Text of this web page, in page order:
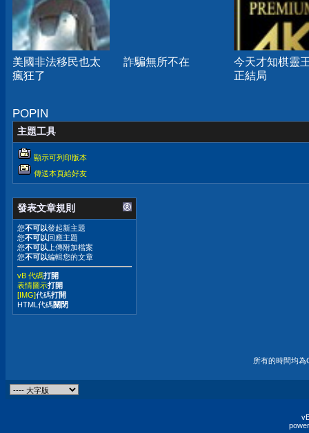
美國非法移民也太
瘋狂了
詐騙無所不在
今天才知棋靈
正結局
POPIN
主題工具
顯示可列印版本
傳送本頁給好友
發表文章規則
您不可以發起新主題
您不可以回應主題
您不可以 上傳附加檔案
您不可以編輯您的文章
vB 代碼打開
表情圖示打開
[IMG]代碼打開
HTML代碼關閉
所有的時間均為